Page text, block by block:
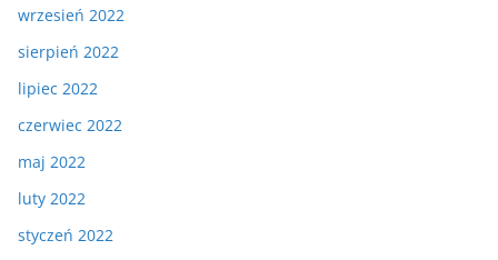
wrzesień 2022
sierpień 2022
lipiec 2022
czerwiec 2022
maj 2022
luty 2022
styczeń 2022